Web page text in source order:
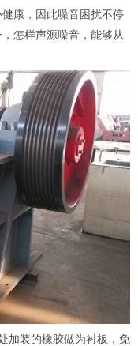
康，因此噪音困扰不停
怎样声源噪音，能够从
加装的橡胶做为衬板，免